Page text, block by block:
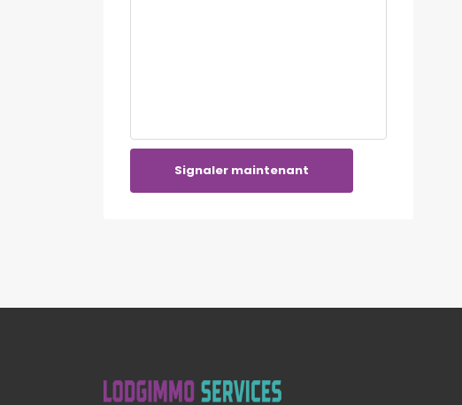
Signaler maintenant